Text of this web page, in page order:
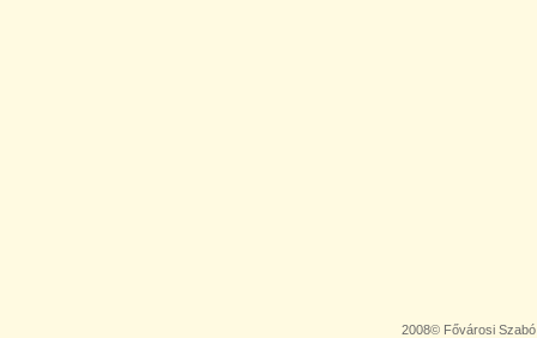
2008© Fővárosi